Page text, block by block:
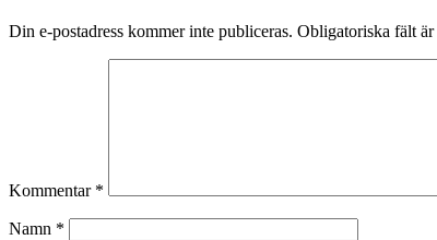
Din e-postadress kommer inte publiceras. Obligatoriska fält är
Kommentar *
Namn *